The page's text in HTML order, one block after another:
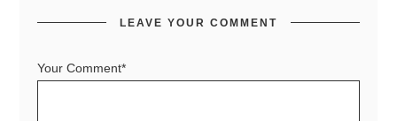
LEAVE YOUR COMMENT
Your Comment*